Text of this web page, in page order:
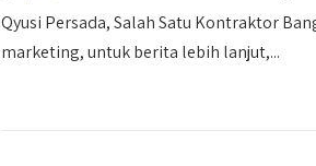
Qyusi Persada, Salah Satu Kontraktor
marketing, untuk berita lebih lanjut,...